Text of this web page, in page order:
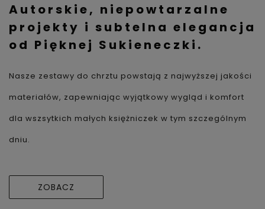
Autorskie, niepowtarzalne
projekty i subtelna elegancja
od Pięknej Sukieneczki.
Nasze zestawy do chrztu powstają z najwyższej jakości
materiałów, zapewniając wyjątkowy wygląd i komfort
dla wszsytkich małych księżniczek w tym szczególnym
dniu.
ZOBACZ